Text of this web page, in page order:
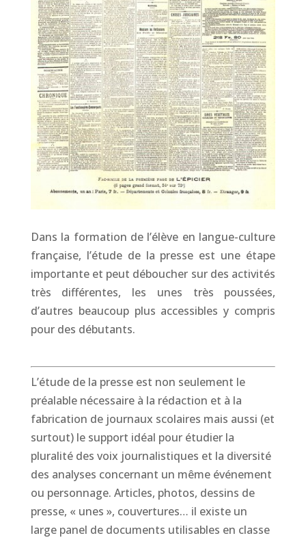
Dans la formation de l’élève en langue-culture
française, l’étude de la presse est une étape
importante et peut déboucher sur des activités
très différentes, les unes très poussées,
d’autres beaucoup plus accessibles y compris
pour des débutants.
L’étude de la presse est non seulement le
préalable nécessaire à la rédaction et à la
fabrication de journaux scolaires mais aussi (et
surtout) le support idéal pour étudier la
pluralité des voix journalistiques et la diversité
des analyses concernant un même événement
ou personnage. Articles, photos, dessins de
presse, « unes », couvertures… il existe un
large panel de documents utilisables en classe